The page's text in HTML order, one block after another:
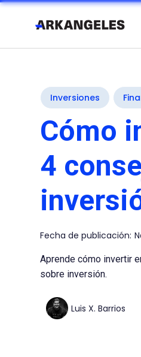
Inversiones
Cómo
4
Fecha de publicación:
Aprende cómo invertir
sobre inversión.
Luis X. Barrios